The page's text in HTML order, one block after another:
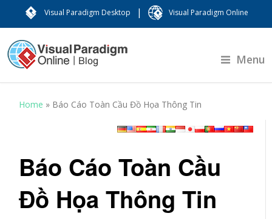
Visual Paradigm Desktop | Visual Paradigm Online
Menu
Home » Báo Cáo Toàn Cầu Đồ Họa Thông Tin
Báo Cáo Toàn Cầu
Đồ Họa Thông Tin